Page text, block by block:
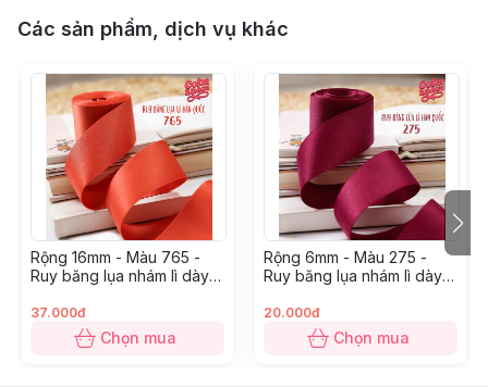
Các sản phẩm, dịch vụ khác
Rộng 16mm - Màu 765 -
Ruy băng lụa nhám lì dày
37.000đ
Chọn mua
Rộng 6mm - Màu 275 -
Ruy băng lụa nhám lì dày
20.000đ
Chọn mua